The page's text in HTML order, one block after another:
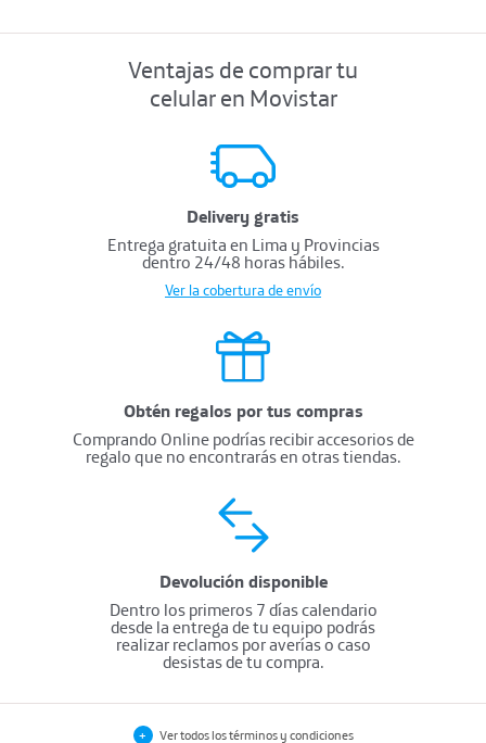
Ventajas de comprar tu
celular en Movistar
Delivery gratis
Entrega gratuita en Lima y Provincias
dentro 24/48 horas hábiles.
Ver la cobertura de envío
Obtén regalos por tus compras
Comprando Online podrías recibir accesorios de
regalo que no encontrarás en otras tiendas.
Devolución disponible
Dentro los primeros 7 días calendario
desde la entrega de tu equipo podrás
realizar reclamos por averías o caso
desistas de tu compra.
Términos y condiciones
+ Ver todos los términos y condiciones